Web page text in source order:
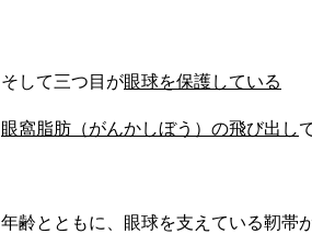
そして三つ目が眼球を保護している
眼窩脂肪（がんかしぼう）の飛び出し
年齢とともに、眼球を支えている靭帯